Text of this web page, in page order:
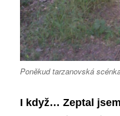
Poněkud tarzanovská
I když… Zeptal